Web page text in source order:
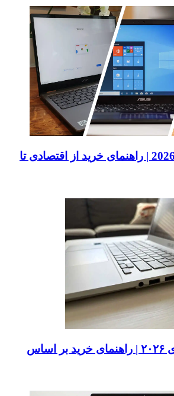
بهترین لپ‌تاپ‌های 2026 | راهنمای خرید از اقتصادی تا
بهترین کروم‌بوک‌های ۲۰۲۶ | راهنمای خرید بر اساس